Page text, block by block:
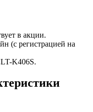
в акции.
(с регистрацией на
K406S.